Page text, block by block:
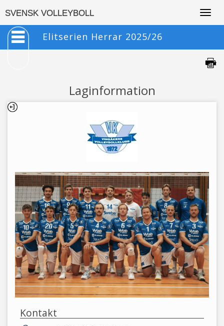
SVENSK VOLLEYBOLL
Elitserien Herrar 2025/26
Laginformation
Kontakt